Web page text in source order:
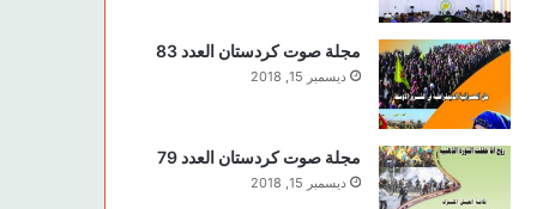
مجلة صوت كردستان العدد 83
ديسمبر 15, 2018
مجلة صوت كردستان العدد 79
ديسمبر 15, 2018